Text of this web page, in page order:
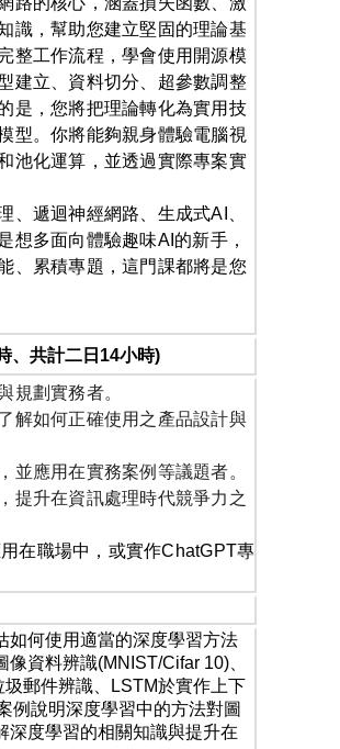
識，幫助您建立堅固的理論基
整工作流程，學會使用開源模
建立、資料切分、超參數調整
是，您將把理論轉化為實用技
型。你將能夠親身體驗電腦視
池化運算，並透過實際專案實
、遞迴神經網路、生成式AI
想多面向體驗趣味AI 的新手，
、累積專題，這門課都將是您
、共計二日14小時)
規劃實務者。
解如何正確使用之產品設計與
並應用在實務案例等議題者。
提升在資訊處理時代競爭力之
在職場中，或實作ChatGPT專
如何使用適當的深度學習方法
像資料辨識(MNIST/Cifar 10)
圾郵件辨識、 LSTM於實作上下
例說明深度學習中的方法對圖
深度學習的相關知識與提升在